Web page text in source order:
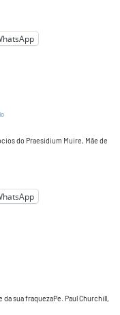
do Praesidium Muire, Mãe de
sua fraquezaPe. Paul Churchill,